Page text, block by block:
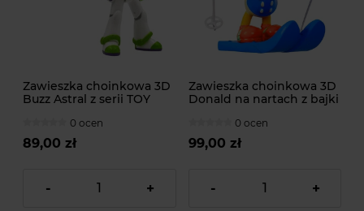
Zawieszka choinkowa 3D
Buzz Astral z serii TOY
0 ocen
89,00 zł
- +
Zawieszka choinkowa 3D
Donald na nartach z bajki
0 ocen
99,00 zł
- +